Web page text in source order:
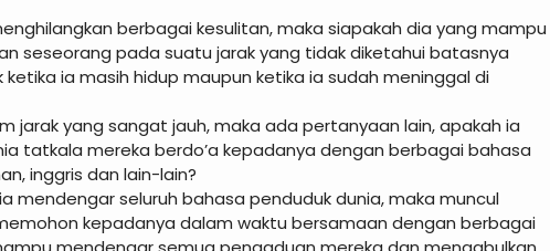
berbagai kesulitan, maka siapakah dia yang mampu
seseorang pada suatu jarak yang tidak diketahui batasnya
ia masih hidup maupun ketika ia sudah meninggal di
jarak yang sangat jauh, maka ada pertanyaan lain, apakah ia
tatkala mereka berdo’a kepadanya dengan berbagai bahasa
inggris dan lain-lain?
mendengar seluruh bahasa penduduk dunia, maka muncul
kepadanya dalam waktu bersamaan dengan berbagai